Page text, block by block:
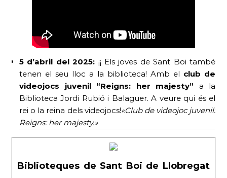
5 d’abril del 2025: ¡¡ Els joves de Sant Boi també
tenen el seu lloc a la biblioteca! Amb el club de
videojocs juvenil “Reigns: her majesty” a la
Biblioteca Jordi Rubió i Balaguer. A veure qui és el
rei o la reina dels videojocs!«Club de videojoc juvenil:
Reigns: her majesty.»
Biblioteques de Sant Boi de Llobregat